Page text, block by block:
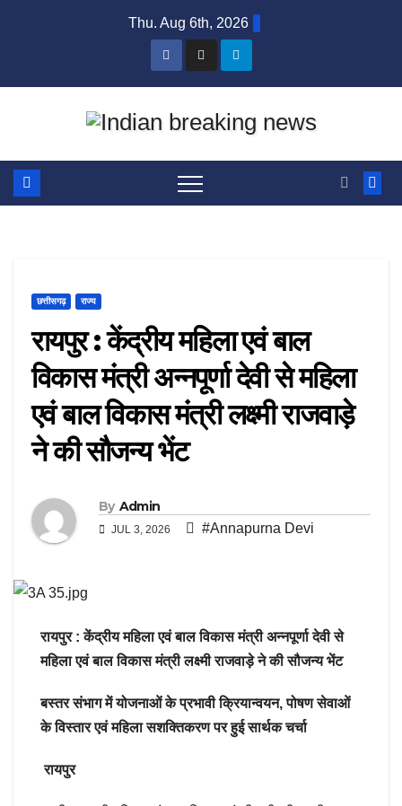
Thu. Aug 6th, 2026
छत्तीसगढ़ राज्य
रायपुर : केंद्रीय महिला एवं बाल
विकास मंत्री अन्नपूर्णा देवी से महिला
एवं बाल विकास मंत्री लक्ष्मी राजवाड़े
ने की सौजन्य भेंट
By Admin
JUL 3, 2026 #Annapurna Devi
रायपुर : केंद्रीय महिला एवं बाल विकास मंत्री अन्नपूर्णा देवी से
महिला एवं बाल विकास मंत्री लक्ष्मी राजवाड़े ने की सौजन्य भेंट
बस्तर संभाग में योजनाओं के प्रभावी क्रियान्वयन, पोषण सेवाओं
के विस्तार एवं महिला सशक्तिकरण पर हुई सार्थक चर्चा
रायपुर